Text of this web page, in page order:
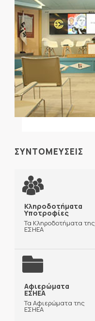
ΣΥΝΤΟΜΕΥΣΕΙΣ
Κληροδοτήματα
Υποτροφίες
Τα Κληροδοτήματα της
ΕΣΗΕΑ
Αφιερώματα
ΕΣΗΕΑ
Τα Αφιερώματα της
ΕΣΗΕΑ